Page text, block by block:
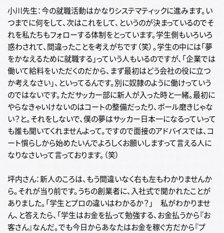
小川先生：今の就職活動はかなりシステマティックに進みます。い
つまでに何をして、次はこれをして、というのが決まっているのでそ
れを私たちもフォローする体制をとっています。学生側もいろいろ
惑わされて、間違ったことを考えがちです（笑）。学生の中には「夢
をかなえるために就職する」っていう人もいるのですが、「企業では
働いて給料をいただくのだから、まず最初はどう会社の役に立つ
か考えなさい」、といってるんです。別に奴隷のように働けっていう
のではないです。ただサッカー部に新人が入った時と一緒。最初に
やらなきゃいけないのはコートの整備だったり、ボール磨きじゃな
い？と。それをしないで、僕の夢はサッカー日本一になるっていって
も誰も聞いてくれませんよって。ですので面接のアドバイスでは、コ
ート慣らしから始めたいんでよろしくお願いしますって言える人に
なりなさいって言っております。（笑）
坪内さん：新人のころは、もう間違いなく右も左もわかりませんか
ら。それが当り前です。うちの創業者に、入社式で聞かれたことが
ありました。「学生とプロの違いはわかるか？」 私がわかりませ
ん、と答えたら、「学生はお金を払って勉強する、お金払うから『お
客さん』なんだ。でも今日からあなたはお金を稼ぐ方だから『プ